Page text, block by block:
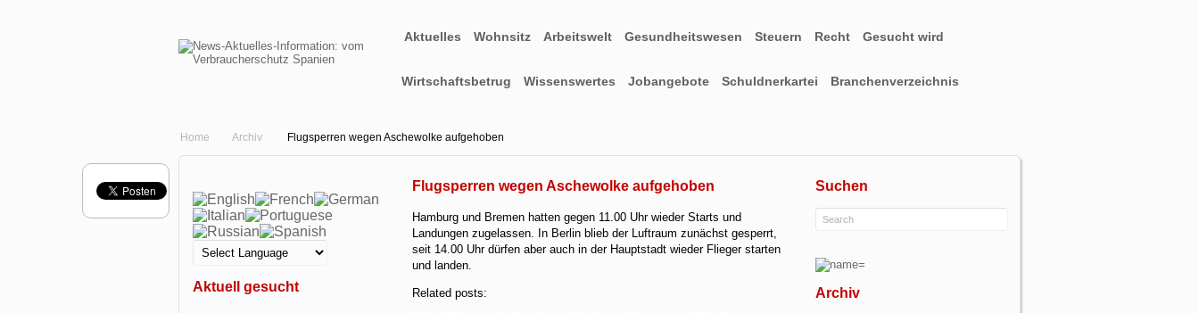
Aktuelles Wohnsitz Arbeitswelt Gesundheitswesen Steuern Recht Gesucht wird
Wirtschaftsbetrug Wissenswertes Jobangebote Schuldnerkartei Branchenverzeichnis
Home Archiv Flugsperren wegen Aschewolke aufgehoben
Aktuell gesucht
Suchen
Archiv
Flugsperren wegen Aschewolke aufgehoben
Hamburg und Bremen hatten gegen 11.00 Uhr wieder Starts und
Landungen zugelassen. In Berlin blieb der Luftraum zunächst gesperrt,
seit 14.00 Uhr dürfen aber auch in der Hauptstadt wieder Flieger starten
und landen.
Related posts: